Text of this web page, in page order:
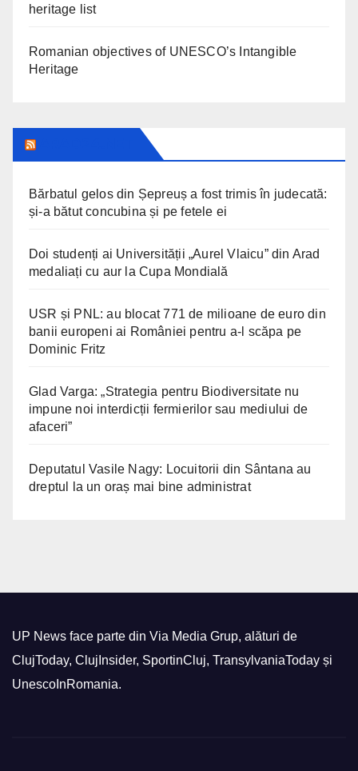
heritage list
Romanian objectives of UNESCO’s Intangible
Heritage
Bărbatul gelos din Șepreuș a fost trimis în judecată:
și-a bătut concubina și pe fetele ei
Doi studenți ai Universității „Aurel Vlaicu” din Arad
medaliați cu aur la Cupa Mondială
USR și PNL: au blocat 771 de milioane de euro din
banii europeni ai României pentru a-l scăpa pe
Dominic Fritz
Glad Varga: „Strategia pentru Biodiversitate nu
impune noi interdicții fermierilor sau mediului de
afaceri”
Deputatul Vasile Nagy: Locuitorii din Sântana au
dreptul la un oraș mai bine administrat
UP News face parte din Via Media Grup, alături de
ClujToday, ClujInsider, SportinCluj, TransylvaniaToday și
UnescoInRomania.